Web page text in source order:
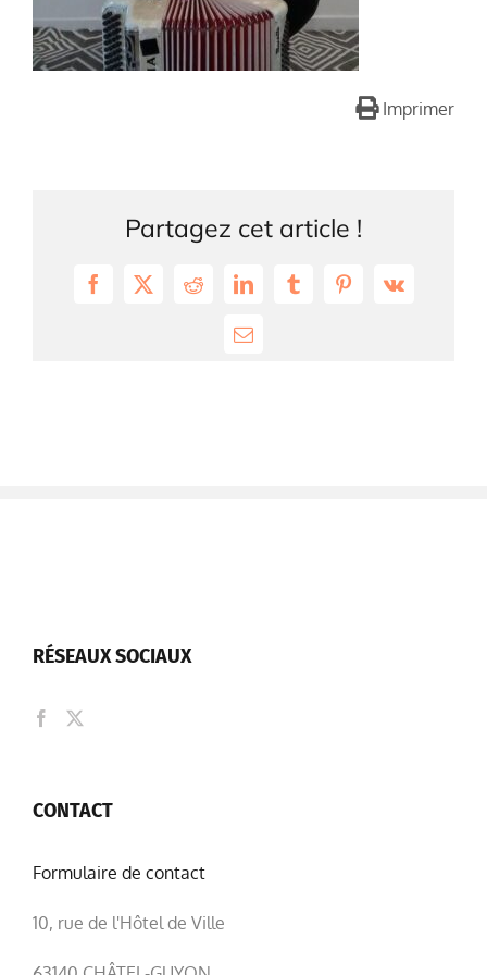
Imprimer
Partagez cet article !
Facebook
X RedditLinkedInTumblrPinterest
Vk
Email
RÉSEAUX SOCIAUX
CONTACT
Formulaire de contact
10, rue de l'Hôtel de Ville